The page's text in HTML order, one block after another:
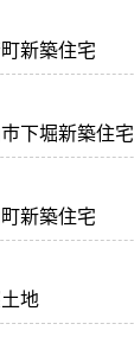
新築住宅
下堀新築住宅
新築住宅
地